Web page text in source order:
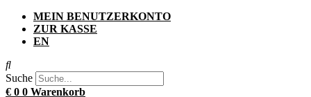
MEIN BENUTZERKONTO
ZUR KASSE
EN
Suche
€ 0 0 Warenkorb